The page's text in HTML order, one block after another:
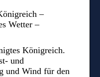
–
Wetter –
Königreich.
und
und Wind für den